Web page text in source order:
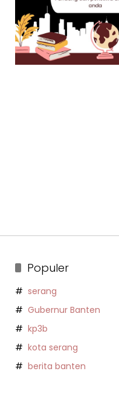
Populer
serang
Gubernur Banten
kp3b
kota serang
berita banten